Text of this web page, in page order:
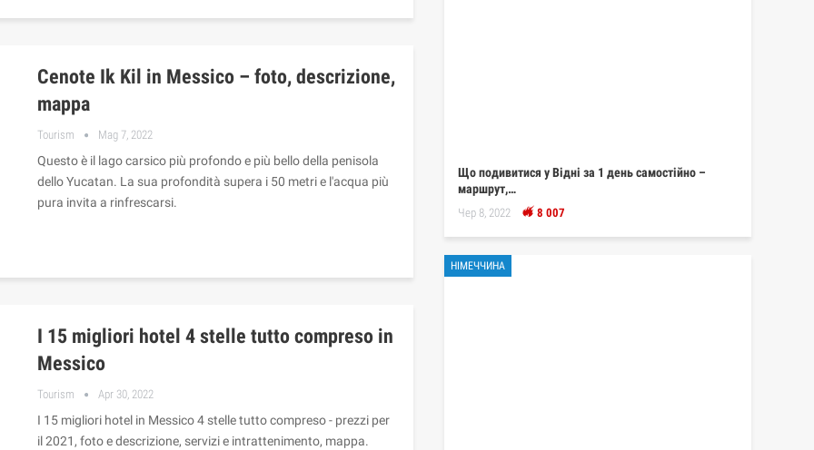
Cenote Ik Kil in Messico – foto, descrizione,
mappa
Tourism Mag 7, 2022
Questo è il lago carsico più profondo e più bello della penisola
dello Yucatan. La sua profondità supera i 50 metri e l'acqua più
pura invita a rinfrescarsi.
I 15 migliori hotel 4 stelle tutto compreso in
Messico
Tourism Apr 30, 2022
I 15 migliori hotel in Messico 4 stelle tutto compreso - prezzi per
il 2021, foto e descrizione, servizi e intrattenimento, mappa.
Що подивитися у Відні за 1 день самостійно –
маршрут,…
Чер 8, 2022 8 007
НІМЕЧЧИНА